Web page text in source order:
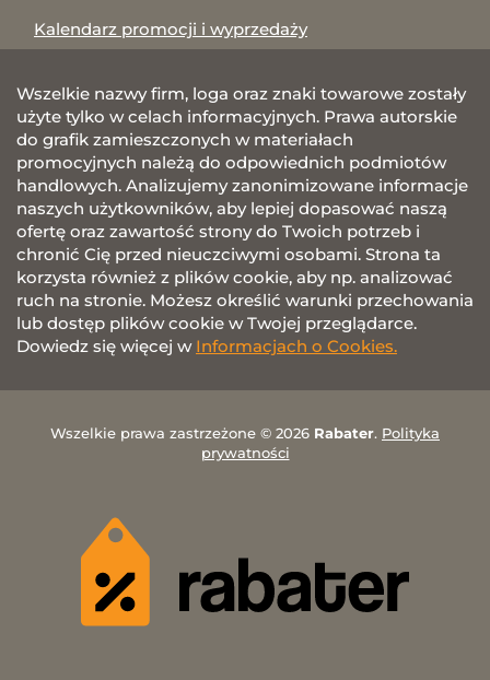
Kalendarz promocji i wyprzedaży
Wszelkie nazwy firm, loga oraz znaki towarowe zostały
użyte tylko w celach informacyjnych. Prawa autorskie
do grafik zamieszczonych w materiałach
promocyjnych należą do odpowiednich podmiotów
handlowych. Analizujemy zanonimizowane informacje
naszych użytkowników, aby lepiej dopasować naszą
ofertę oraz zawartość strony do Twoich potrzeb i
chronić Cię przed nieuczciwymi osobami. Strona ta
korzysta również z plików cookie, aby np. analizować
ruch na stronie. Możesz określić warunki przechowania
lub dostęp plików cookie w Twojej przeglądarce.
Dowiedz się więcej w Informacjach o Cookies.
Wszelkie prawa zastrzeżone © 2026 Rabater. Polityka
prywatności